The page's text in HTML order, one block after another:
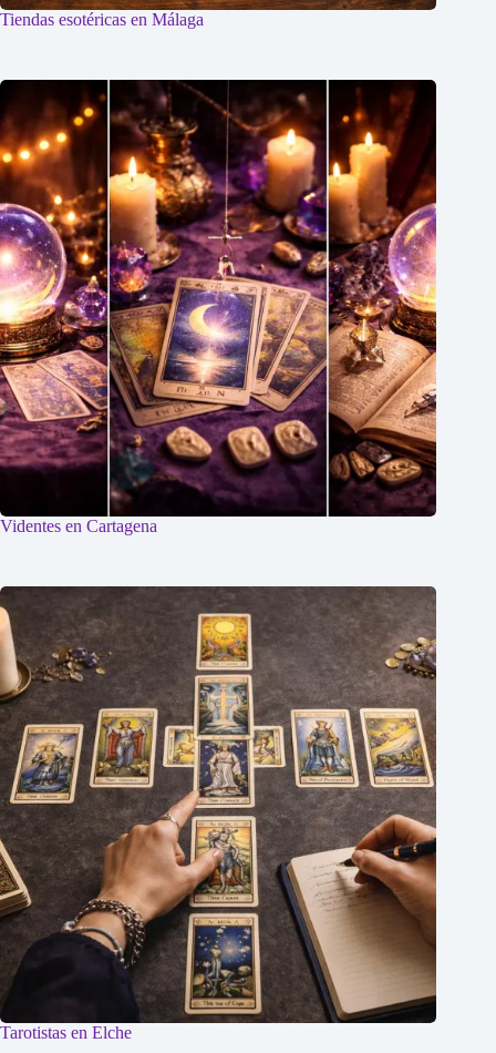
Tiendas esotéricas en Málaga
Videntes en Cartagena
Tarotistas en Elche